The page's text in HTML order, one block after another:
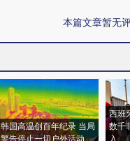
本篇文章暂无
韩国高温创百年纪录 当局
警告停止一切户外活动
西班
数千
入